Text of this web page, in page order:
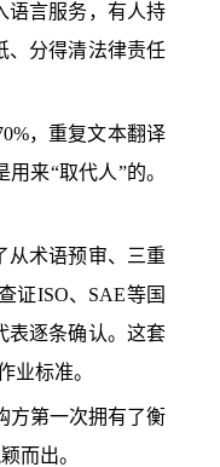
言服务，有人持
、分得清法律责任
，重复文本翻译
来“取代人”的。
从术语预审、三重
证ISO、SAE等国
表逐条确认。这套
业标准。
方第一次拥有了衡
而出。